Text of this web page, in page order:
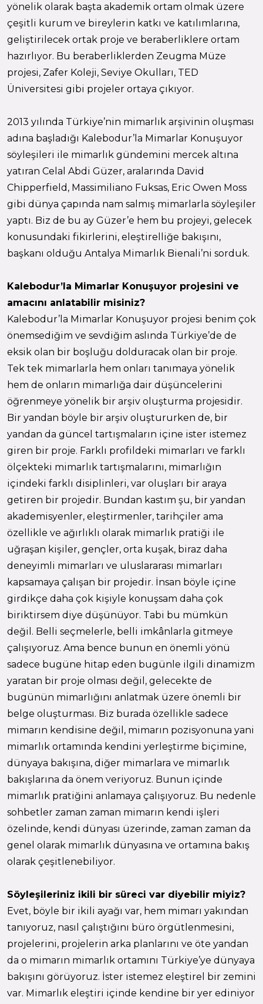
yönelik olarak başta akademik ortam olmak üzere
çeşitli kurum ve bireylerin katkı ve katılımlarına,
geliştirilecek ortak proje ve beraberliklere ortam
hazırlıyor. Bu beraberliklerden Zeugma Müze
projesi, Zafer Koleji, Seviye Okulları, TED
Üniversitesi gibi projeler ortaya çıkıyor.
2013 yılında Türkiye’nin mimarlık arşivinin oluşması
adına başladığı Kalebodur’la Mimarlar Konuşuyor
söyleşileri ile mimarlık gündemini mercek altına
yatıran Celal Abdi Güzer, aralarında David
Chipperfield, Massimiliano Fuksas, Eric Owen Moss
gibi dünya çapında nam salmış mimarlarla söyleşiler
yaptı. Biz de bu ay Güzer’e hem bu projeyi, gelecek
konusundaki fikirlerini, eleştirelliğe bakışını,
başkanı olduğu Antalya Mimarlık Bienali’ni sorduk.
Kalebodur’la Mimarlar Konuşuyor projesini ve
amacını anlatabilir misiniz?
Kalebodur’la Mimarlar Konuşuyor projesi benim çok
önemsediğim ve sevdiğim aslında Türkiye’de de
eksik olan bir boşluğu dolduracak olan bir proje.
Tek tek mimarlarla hem onları tanımaya yönelik
hem de onların mimarlığa dair düşüncelerini
öğrenmeye yönelik bir arşiv oluşturma projesidir.
Bir yandan böyle bir arşiv oluştururken de, bir
yandan da güncel tartışmaların içine ister istemez
giren bir proje. Farklı profildeki mimarları ve farklı
ölçekteki mimarlık tartışmalarını, mimarlığın
içindeki farklı disiplinleri, var oluşları bir araya
getiren bir projedir. Bundan kastım şu, bir yandan
akademisyenler, eleştirmenler, tarihçiler ama
özellikle ve ağırlıklı olarak mimarlık pratiği ile
uğraşan kişiler, gençler, orta kuşak, biraz daha
deneyimli mimarları ve uluslararası mimarları
kapsamaya çalışan bir projedir. İnsan böyle içine
girdikçe daha çok kişiyle konuşsam daha çok
biriktirsem diye düşünüyor. Tabi bu mümkün
değil. Belli seçmelerle, belli imkânlarla gitmeye
çalışıyoruz. Ama bence bunun en önemli yönü
sadece bugüne hitap eden bugünle ilgili dinamizm
yaratan bir proje olması değil, gelecekte de
bugünün mimarlığını anlatmak üzere önemli bir
belge oluşturması. Biz burada özellikle sadece
mimarın kendisine değil, mimarın pozisyonuna yani
mimarlık ortamında kendini yerleştirme biçimine,
dünyaya bakışına, diğer mimarlara ve mimarlık
bakışlarına da önem veriyoruz. Bunun içinde
mimarlık pratiğini anlamaya çalışıyoruz. Bu nedenle
sohbetler zaman zaman mimarın kendi işleri
özelinde, kendi dünyası üzerinde, zaman zaman da
genel olarak mimarlık dünyasına ve ortamına bakış
olarak çeşitlenebiliyor.
Söyleşileriniz ikili bir süreci var diyebilir miyiz?
Evet, böyle bir ikili ayağı var, hem mimarı yakından
tanıyoruz, nasıl çalıştığını büro örgütlenmesini,
projelerini, projelerin arka planlarını ve öte yandan
da o mimarın mimarlık ortamını Türkiye’ye dünyaya
bakışını görüyoruz. İster istemez eleştirel bir zemini
var. Mimarlık eleştiri içinde kendine bir yer ediniyor